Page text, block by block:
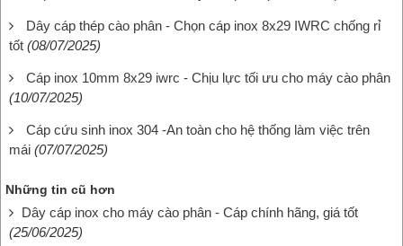
Dây cáp thép cào phân - Chọn cáp inox 8x29 IWRC chống rỉ
tốt (08/07/2025)
Cáp inox 10mm 8x29 iwrc - Chịu lực tối ưu cho máy cào phân
(10/07/2025)
Cáp cứu sinh inox 304 -An toàn cho hệ thống làm việc trên
mái (07/07/2025)
Những tin cũ hơn
Dây cáp inox cho máy cào phân - Cáp chính hãng, giá tốt
(25/06/2025)